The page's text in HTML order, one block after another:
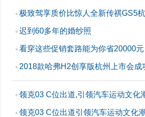
▪ 极致驾享质价比惊人全新传祺GS5
▪ 迟到60多年的婚纱照
▪ 看穿这些促销套路能为你省20000元
▪ 2018款哈弗H2创享版杭州上市会成
▪ 领克03 C位出道,引领汽车运动文化
▪ 领克03 C位出道引领汽车运动文化